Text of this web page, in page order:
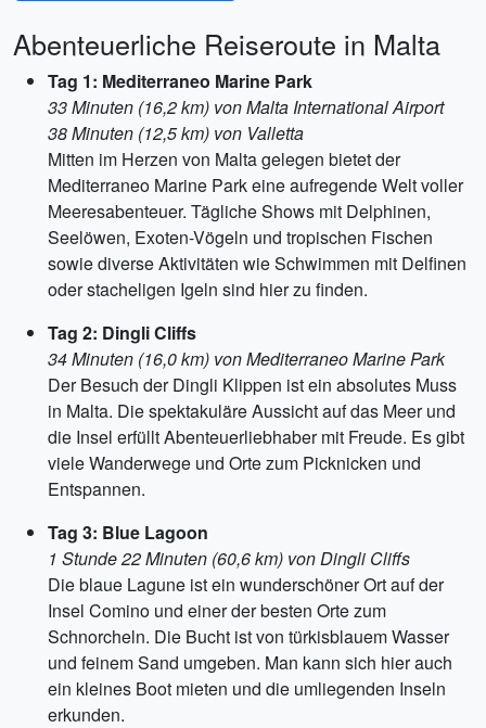
Abenteuerliche Reiseroute in Malta
Tag 1: Mediterraneo Marine Park
33 Minuten (16,2 km) von Malta International Airport
38 Minuten (12,5 km) von Valletta
Mitten im Herzen von Malta gelegen bietet der
Mediterraneo Marine Park eine aufregende Welt voller
Meeresabenteuer. Tägliche Shows mit Delphinen,
Seelöwen, Exoten-Vögeln und tropischen Fischen
sowie diverse Aktivitäten wie Schwimmen mit Delfinen
oder stacheligen Igeln sind hier zu finden.
Tag 2: Dingli Cliffs
34 Minuten (16,0 km) von Mediterraneo Marine Park
Der Besuch der Dingli Klippen ist ein absolutes Muss
in Malta. Die spektakuläre Aussicht auf das Meer und
die Insel erfüllt Abenteuerliebhaber mit Freude. Es gibt
viele Wanderwege und Orte zum Picknicken und
Entspannen.
Tag 3: Blue Lagoon
1 Stunde 22 Minuten (60,6 km) von Dingli Cliffs
Die blaue Lagune ist ein wunderschöner Ort auf der
Insel Comino und einer der besten Orte zum
Schnorcheln. Die Bucht ist von türkisblauem Wasser
und feinem Sand umgeben. Man kann sich hier auch
ein kleines Boot mieten und die umliegenden Inseln
erkunden.